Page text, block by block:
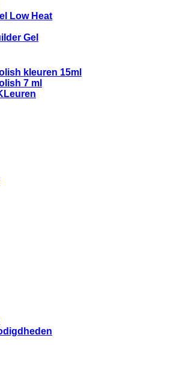
Low Heat
Gel
kleuren 15ml
7 ml